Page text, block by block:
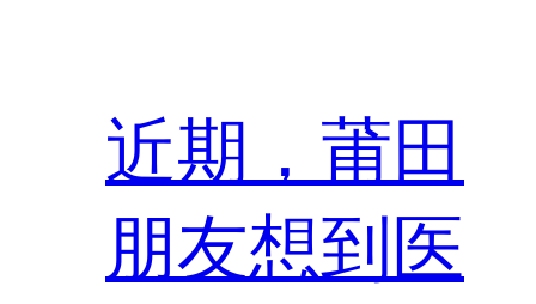
近期，莆田
朋友想到医